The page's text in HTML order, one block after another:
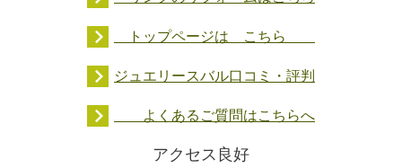
トップページは こちら
ジュエリースバル口コミ・評判
よくあるご質問はこちらへ
アクセス良好